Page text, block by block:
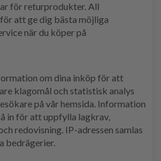
för returprodukter. All
att ge dig bästa möjliga
när du köper på
om dina inköp för att
klagomål och statistisk analys
på vår hemsida. Information
in för att uppfylla lagkrav,
redovisning. IP-adressen samlas
bedrägerier.